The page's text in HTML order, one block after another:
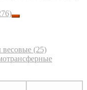
весовые (25)